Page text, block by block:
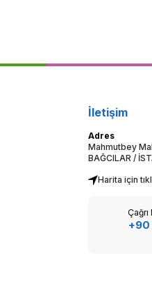
İletişim
Adres
Mahmutbey
BAĞCILAR /
Harita için
+90